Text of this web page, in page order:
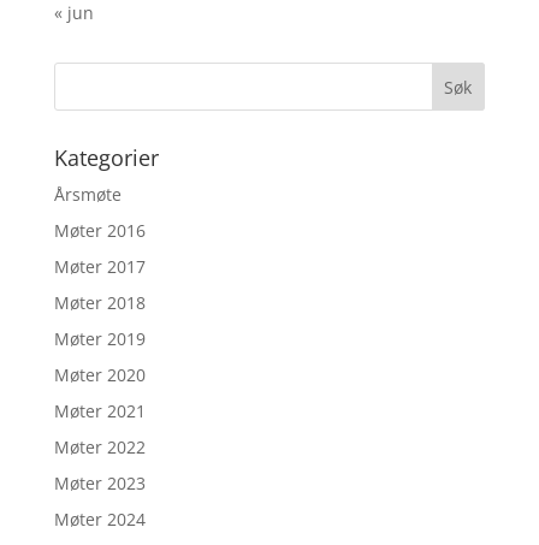
« jun
Kategorier
Årsmøte
Møter 2016
Møter 2017
Møter 2018
Møter 2019
Møter 2020
Møter 2021
Møter 2022
Møter 2023
Møter 2024